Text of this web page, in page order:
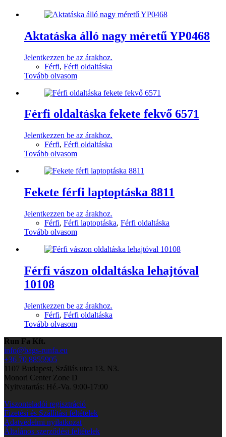
Aktatáska álló nagy méretű YP0468
Jelentkezzen be az árakhoz.
Férfi, Férfi oldaltáska
Tovább olvasom
Férfi oldaltáska fekete fekvő 6571
Jelentkezzen be az árakhoz.
Férfi, Férfi oldaltáska
Tovább olvasom
Fekete férfi laptoptáska 8811
Jelentkezzen be az árakhoz.
Férfi, Férfi laptoptáska, Férfi oldaltáska
Tovább olvasom
Férfi vászon oldaltáska lehajtóval
10108
Jelentkezzen be az árakhoz.
Férfi, Férfi oldaltáska
Tovább olvasom
Run Fa Kft.
info@bags-runfa.eu
+36 70 8855905
1107 Budapest, Szállás utca 13. N3.
Monori Center Zone D
Nyitvatartás: Hé.-Va. 9:00-17:00
Viszonteladói regisztráció
Fizetési és Szállítási feltételek
Adatvédelmi nyilatkozat
Általános szerződési feltételek